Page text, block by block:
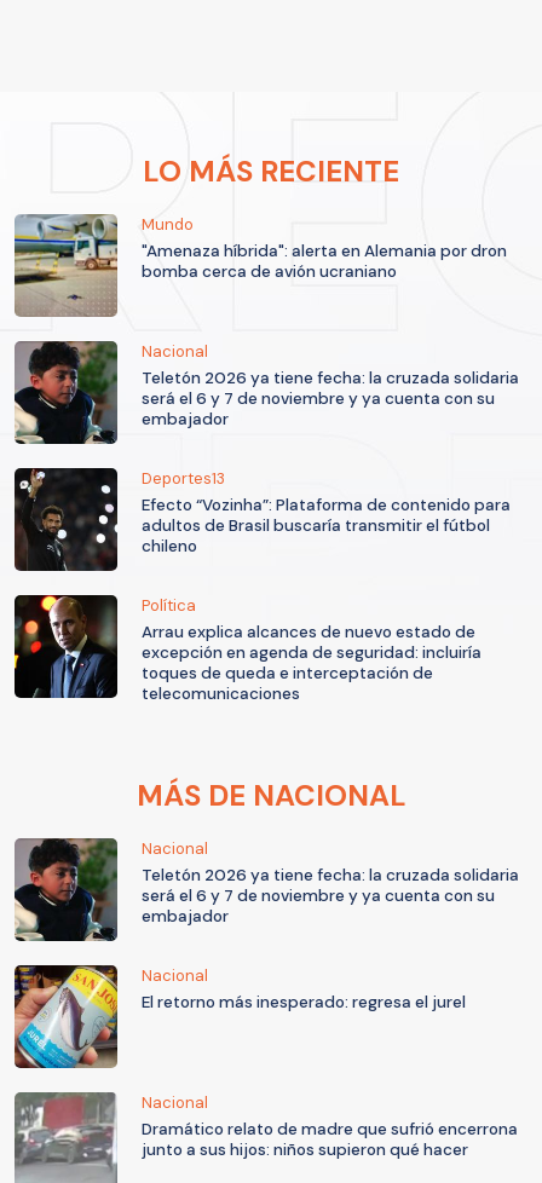
LO MÁS RECIENTE
Mundo
"Amenaza híbrida": alerta en Alemania por dron
bomba cerca de avión ucraniano
Nacional
Teletón 2026 ya tiene fecha: la cruzada solidaria
será el 6 y 7 de noviembre y ya cuenta con su
embajador
Deportes13
Efecto “Vozinha”: Plataforma de contenido para
adultos de Brasil buscaría transmitir el fútbol
chileno
Política
Arrau explica alcances de nuevo estado de
excepción en agenda de seguridad: incluiría
toques de queda e interceptación de
telecomunicaciones
MÁS DE NACIONAL
Nacional
Teletón 2026 ya tiene fecha: la cruzada solidaria
será el 6 y 7 de noviembre y ya cuenta con su
embajador
Nacional
El retorno más inesperado: regresa el jurel
Nacional
Dramático relato de madre que sufrió encerrona
junto a sus hijos: niños supieron qué hacer